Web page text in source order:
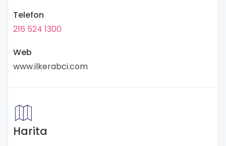
Telefon
216 524 1300
Web
www.ilkerabci.com
Harita